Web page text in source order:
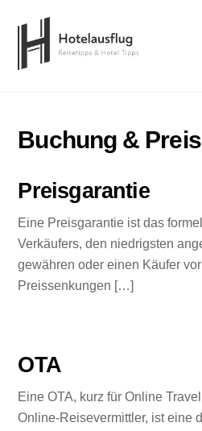
content
Buchung &
Preisgarantie
Eine Preisgarantie ist das
Verkäufers, den niedrigsten
gewähren oder einen Käufer
Preissenkungen […]
OTA
Eine OTA, kurz für Online
Online-Reisevermittler, ist eine